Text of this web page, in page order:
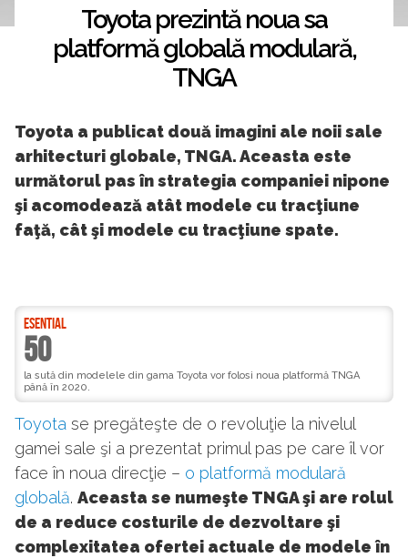
Toyota prezintă noua sa
platformă globală modulară,
TNGA
Toyota a publicat două imagini ale noii sale
arhitecturi globale, TNGA. Aceasta este
următorul pas în strategia companiei nipone
şi acomodează atât modele cu tracţiune
faţă, cât şi modele cu tracţiune spate.
ESENTIAL
50
la sută din modelele din gama Toyota vor folosi noua platformă TNGA
până în 2020.
Toyota se pregăteşte de o revoluţie la nivelul
gamei sale şi a prezentat primul pas pe care îl vor
face în noua direcţie – o platformă modulară
globală. Aceasta se numeşte TNGA şi are rolul
de a reduce costurile de dezvoltare şi
complexitatea ofertei actuale de modele în